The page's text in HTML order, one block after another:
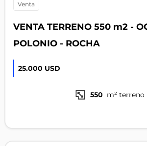
venta
VENTA TERRENO 550 m2 -
POLONIO - ROCHA
25.000 USD
550 m² terreno